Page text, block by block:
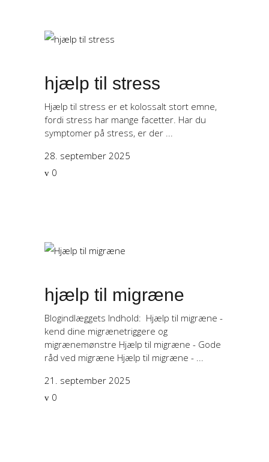
hjælp til stress
Hjælp til stress er et kolossalt stort emne,
fordi stress har mange facetter. Har du
symptomer på stress, er der
28. september 2025
0
hjælp til migræne
Blogindlæggets Indhold: Hjælp til migræne -
kend dine migrænetriggere og
migrænemønstre Hjælp til migræne - Gode
råd ved migræne Hjælp til migræne -
21. september 2025
0